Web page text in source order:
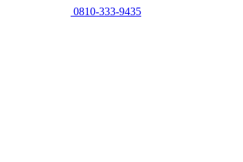
0810-333-9435